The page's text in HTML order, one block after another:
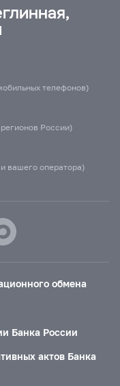
телефонов)
России)
вашего оператора)
обмена
Банка России
актов Банка